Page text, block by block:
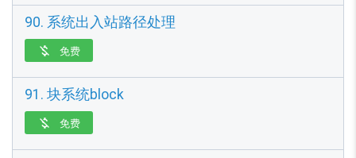
90. 系统出入站路径处理
 免费
91. 块系统block
 免费